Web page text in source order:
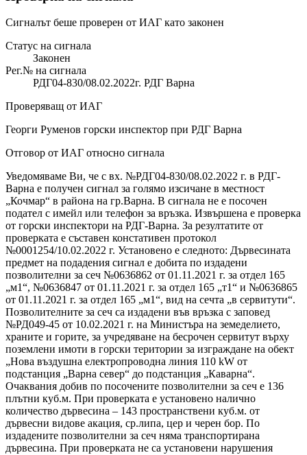
Сигналът беше проверен от ИАГ като законен
Статус на сигнала
Законен
Рег.№ на сигнала
РДГ04-830/08.02.2022г. РДГ Варна
Проверяващ от ИАГ
Георги Руменов горски инспектор при РДГ Варна
Отговор от ИАГ относно сигнала
Уведомяваме Ви, че с вх. №РДГ04-830/08.02.2022 г. в РДГ-
Варна е получен сигнал за голямо изсичане в местност
„Кочмар“ в района на гр.Варна. В сигнала не е посочен
подател с имейл или телефон за връзка. Извършена е проверка
от горски инспектори на РДГ-Варна. За резултатите от
проверката е съставен констативен протокол
№0001254/10.02.2022 г. Установено е следното: Дървесината
предмет на подадения сигнал е добита по издадени
позволителни за сеч №0636862 от 01.11.2021 г. за отдел 165
„м1“, №0636847 от 01.11.2021 г. за отдел 165 „т1“ и №0636865
от 01.11.2021 г. за отдел 165 „м1“, вид на сечта „в сервитути“.
Позволителните за сеч са издадени във връзка с заповед
№РД049-45 от 10.02.2021 г. на Министъра на земеделието,
храните и горите, за учредяване на бесрочен сервитут върху
поземлени имоти в горски територии за изграждане на обект
„Нова въздушна електропроводна линия 110 kW от
подстанция „Варна север“ до подстанция „Каварна“.
Очаквания добив по посочените позволителни за сеч е 136
плътни куб.м. При проверката е установено налично
количество дървесина – 143 пространствени куб.м. от
дървесни видове акация, ср.липа, цер и черен бор. По
издадените позволителни за сеч няма транспортирана
дървесина. При проверката не са установени нарушения